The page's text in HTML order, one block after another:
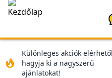
Különleges akciók
hagyja ki a nagyszerű
ajánlatokat!